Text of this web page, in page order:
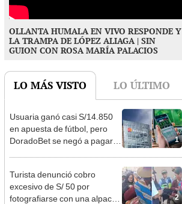
OLLANTA HUMALA EN VIVO RESPONDE Y
LA TRAMPA DE LÓPEZ ALIAGA | SIN
GUION CON ROSA MARÍA PALACIOS
LO MÁS VISTO LO ÚLTIMO
1
Usuaria ganó casi S/14.850
en apuesta de fútbol, pero
DoradoBet se negó a pagar:
2
Turista denunció cobro
excesivo de S/ 50 por
fotografiarse con una alpaca